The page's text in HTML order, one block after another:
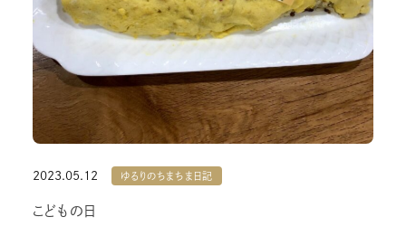
2023.05.12 ゆるりのちまちま日記
こどもの日